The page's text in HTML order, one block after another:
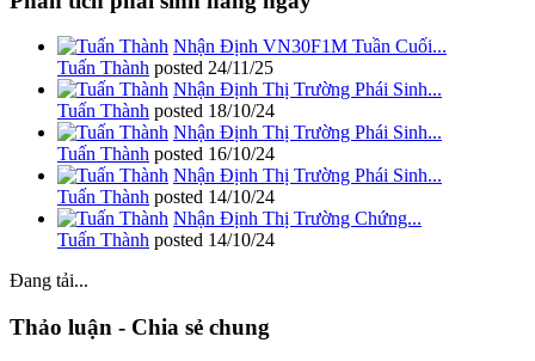
Nhận Định VN30F1M Tuần Cuối...
Tuấn Thành posted 24/11/25
Nhận Định Thị Trường Phái Sinh...
Tuấn Thành posted 18/10/24
Nhận Định Thị Trường Phái Sinh...
Tuấn Thành posted 16/10/24
Nhận Định Thị Trường Phái Sinh...
Tuấn Thành posted 14/10/24
Nhận Định Thị Trường Chứng...
Tuấn Thành posted 14/10/24
Đang tải...
Thảo luận - Chia sẻ chung